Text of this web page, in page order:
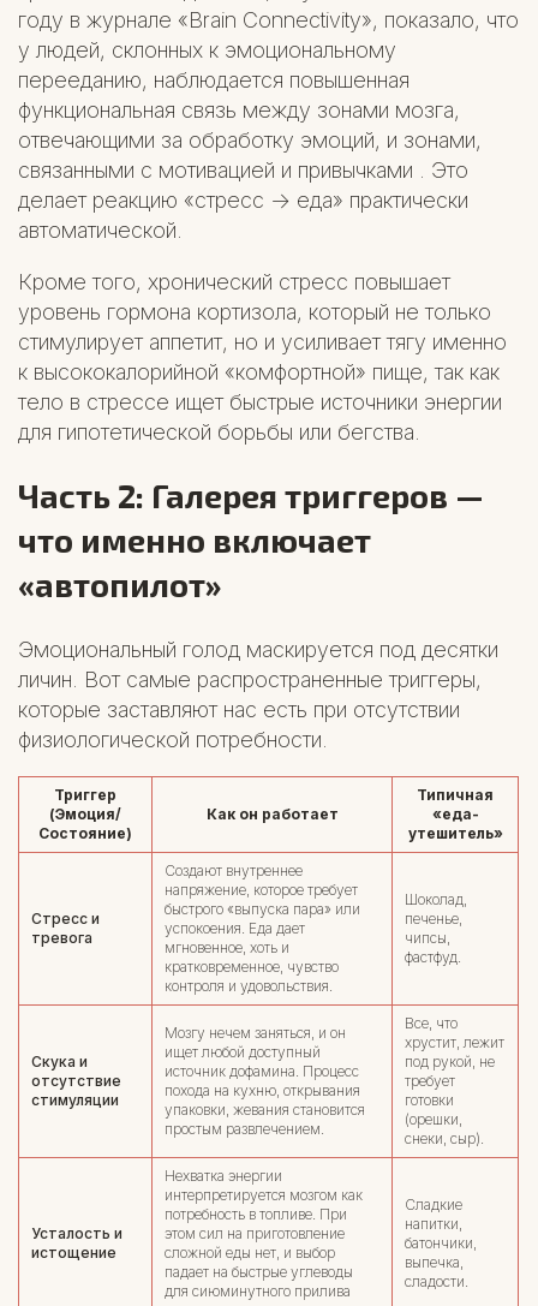
году в журнале «Brain Connectivity», показало, что
у людей, склонных к эмоциональному
перееданию, наблюдается повышенная
функциональная связь между зонами мозга,
отвечающими за обработку эмоций, и зонами,
связанными с мотивацией и привычками . Это
делает реакцию «стресс -> еда» практически
автоматической.
Кроме того, хронический стресс повышает
уровень гормона кортизола, который не только
стимулирует аппетит, но и усиливает тягу именно
к высококалорийной «комфортной» пище, так как
тело в стрессе ищет быстрые источники энергии
для гипотетической борьбы или бегства.
Часть 2: Галерея триггеров —
что именно включает
«автопилот»
Эмоциональный голод маскируется под десятки
личин. Вот самые распространенные триггеры,
которые заставляют нас есть при отсутствии
физиологической потребности.
Триггер
(Эмоция/
Состояние)
Как он работает
Типичная
«еда-
утешитель»
Стресс и
тревога
Создают внутреннее
напряжение, которое требует
быстрого «выпуска пара» или
успокоения. Еда дает
мгновенное, хоть и
кратковременное, чувство
контроля и удовольствия.
Шоколад,
печенье,
чипсы,
фастфуд.
Скука и
отсутствие
стимуляции
Мозгу нечем заняться, и он
ищет любой доступный
источник дофамина. Процесс
похода на кухню, открывания
упаковки, жевания становится
простым развлечением.
Все, что
хрустит, лежит
под рукой, не
требует
готовки
(орешки,
снеки, сыр).
Усталость и
истощение
Нехватка энергии
интерпретируется мозгом как
потребность в топливе. При
этом сил на приготовление
сложной еды нет, и выбор
падает на быстрые углеводы
для сиюминутного прилива
Сладкие
напитки,
батончики,
выпечка,
сладости.